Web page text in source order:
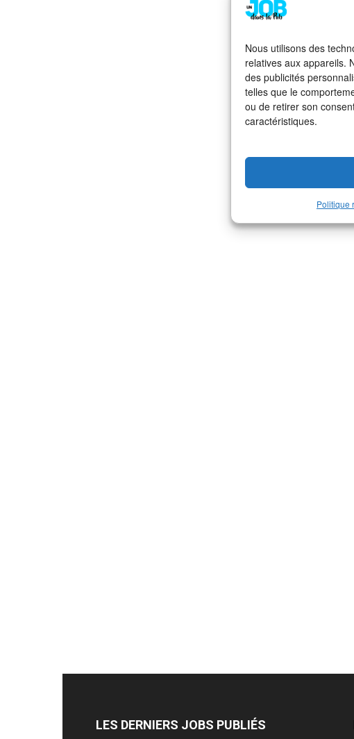
Nous utilisons des
relatives aux appareils.
des publicités
telles que le
ou de retirer son
caractéristiques.
Politique
LES DERNIERS JOBS PUBLIÉS